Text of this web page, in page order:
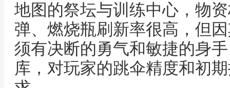
地图的祭坛与训练中心，物
弹、燃烧瓶刷新率很高，但
须有决断的勇气和敏捷的身
库，对玩家的跳伞精度和初